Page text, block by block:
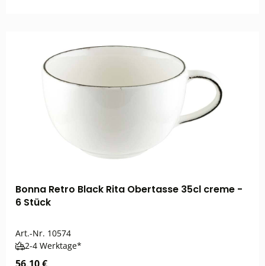
Bonna Retro Black Rita Obertasse 35cl creme -
6 Stück
Art.-Nr. 10574
2-4 Werktage*